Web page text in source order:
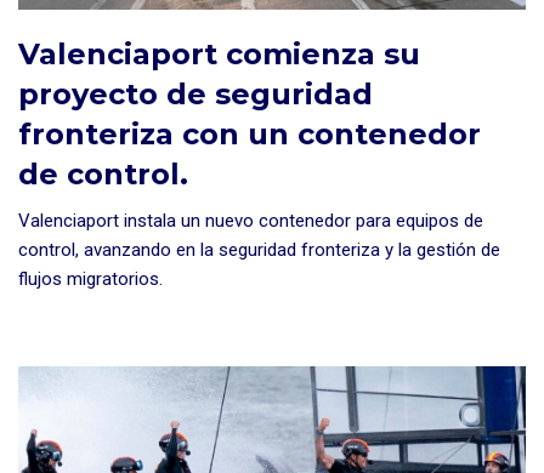
Valenciaport comienza su
proyecto de seguridad
fronteriza con un contenedor
de control.
Valenciaport instala un nuevo contenedor para equipos de
control, avanzando en la seguridad fronteriza y la gestión de
flujos migratorios.